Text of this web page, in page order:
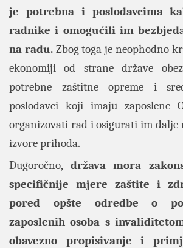
je potrebna i poslodavcima
radnike i omogućili im
na radu.Zbog toga je neophodno
ekonomiji od strane države
potrebne zaštitne opreme i
poslodavci koji imaju zaposlene
organizovati rad i osigurati im dalje
izvore prihoda.
Dugoročno, država mora
specifičnije mjere zaštite i
pored opšte odredbe o
zaposlenih osoba s
obavezno propisivanje i